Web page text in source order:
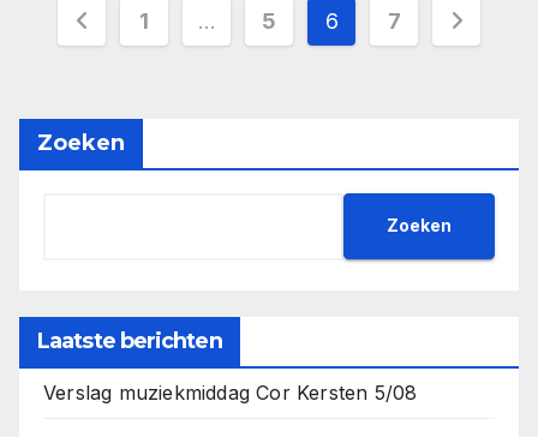
1 … 5 6 7
Zoeken
Zoeken
Laatste berichten
Verslag muziekmiddag Cor Kersten 5/08